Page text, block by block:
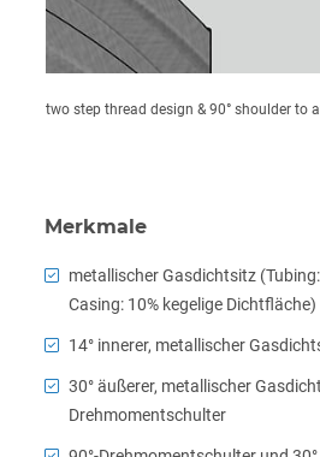
two step thread design & 90° shoulder to
Merkmale
metallischer Gasdichtsitz
Casing: 10% kegelige Dichtfläche)
14° innerer, metallischer
30° äußerer, metallischer
Drehmomentschulter